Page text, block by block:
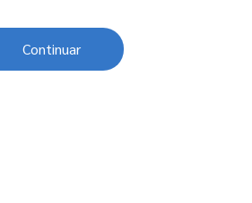
Próximo post
Continuar